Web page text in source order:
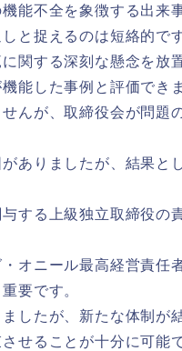
能不全を象徴する出来
と捉えるのは短絡的です
関する深刻な懸念を放
能した事例と評価でき
んが、取締役会が問題
ありましたが、結果と
する上級独立取締役の
オニール最高経営責任
要です。
したが、新たな体制が
せることが十分に可能